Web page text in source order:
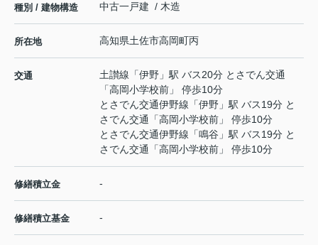
種別 / 建物構造 中古一戸建 / 木造
所在地 高知県土佐市高岡町丙
交通 土讃線 「伊野 」駅 バス20分 とさでん交通
「高岡小学校前」 停歩10分
とさでん交通伊野線 「伊野 」駅 バス19分 と
さでん交通「高岡小学校前」 停歩10分
とさでん交通伊野線 「鳴谷 」駅 バス19分 と
さでん交通「高岡小学校前」 停歩10分
修繕積立金 -
修繕積立基金 -